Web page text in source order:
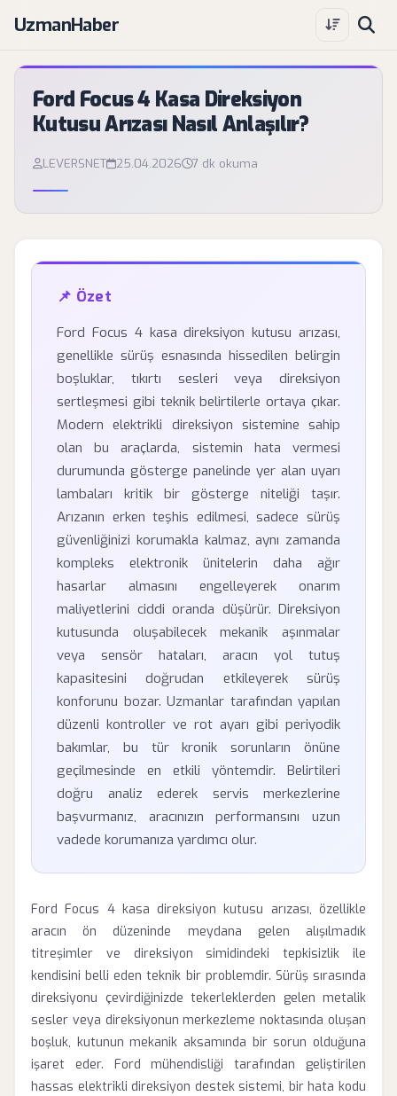
UzmanHaber
Ford Focus 4 Kasa Direksiyon
Kutusu Arızası Nasıl Anlaşılır?
LEVERSNET 25.04.2026 7 dk okuma
📌 Özet
Ford Focus 4 kasa direksiyon kutusu arızası,
genellikle sürüş esnasında hissedilen belirgin
boşluklar, tıkırtı sesleri veya direksiyon
sertleşmesi gibi teknik belirtilerle ortaya çıkar.
Modern elektrikli direksiyon sistemine sahip
olan bu araçlarda, sistemin hata vermesi
durumunda gösterge panelinde yer alan uyarı
lambaları kritik bir gösterge niteliği taşır.
Arızanın erken teşhis edilmesi, sadece sürüş
güvenliğinizi korumakla kalmaz, aynı zamanda
kompleks elektronik ünitelerin daha ağır
hasarlar almasını engelleyerek onarım
maliyetlerini ciddi oranda düşürür. Direksiyon
kutusunda oluşabilecek mekanik aşınmalar
veya sensör hataları, aracın yol tutuş
kapasitesini doğrudan etkileyerek sürüş
konforunu bozar. Uzmanlar tarafından yapılan
düzenli kontroller ve rot ayarı gibi periyodik
bakımlar, bu tür kronik sorunların önüne
geçilmesinde en etkili yöntemdir. Belirtileri
doğru analiz ederek servis merkezlerine
başvurmanız, aracınızın performansını uzun
vadede korumanıza yardımcı olur.
Ford Focus 4 kasa direksiyon kutusu arızası, özellikle
aracın ön düzeninde meydana gelen alışılmadık
titreşimler ve direksiyon simidindeki tepkisizlik ile
kendisini belli eden teknik bir problemdir. Sürüş sırasında
direksiyonu çevirdiğinizde tekerleklerden gelen metalik
sesler veya direksiyonun merkezleme noktasında oluşan
boşluk, kutunun mekanik aksamında bir sorun olduğuna
işaret eder. Ford mühendisliği tarafından geliştirilen
hassas elektrikli direksiyon destek sistemi, bir hata kodu